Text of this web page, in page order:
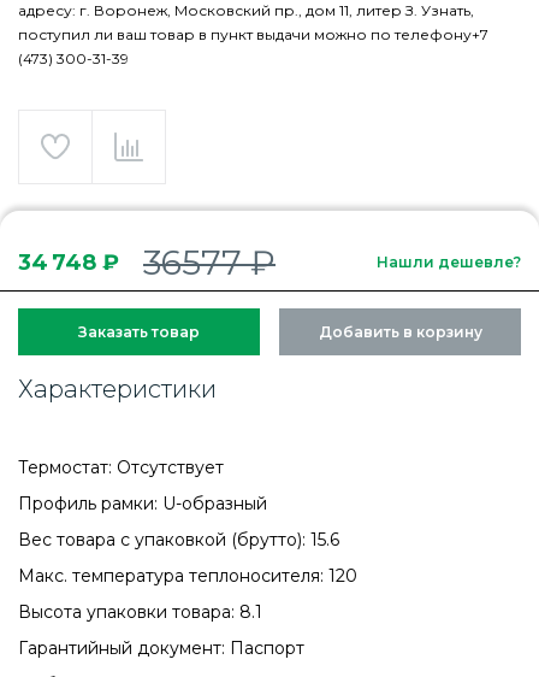
адресу: г. Воронеж, Московский пр., дом 11, литер З. Узнать,
поступил ли ваш товар в пункт выдачи можно по телефону+7
(473) 300-31-39
34 748 ₽ 36577 ₽ Нашли дешевле?
Заказать товар Добавить в корзину
Характеристики
Термостат: Отсутствует
Профиль рамки: U-образный
Вес товара с упаковкой (брутто): 15.6
Макс. температура теплоносителя: 120
Высота упаковки товара: 8.1
Гарантийный документ: Паспорт